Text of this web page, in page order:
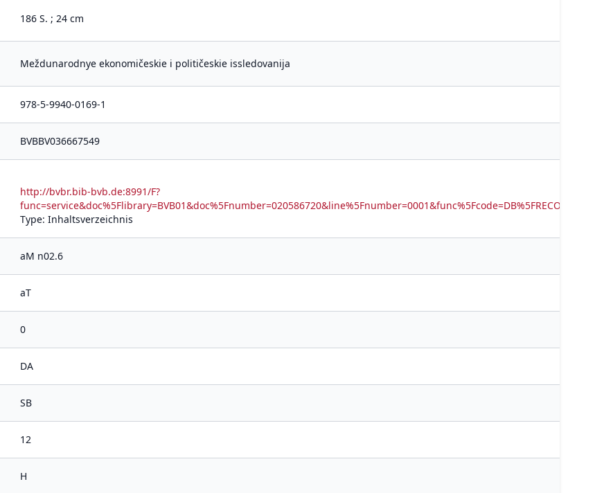
186 S. ; 24 cm
Meždunarodnye ekonomičeskie i političeskie issledovanija
978-5-9940-0169-1
BVBBV036667549
http://bvbr.bib-bvb.de:8991/F?
Type: Inhaltsverzeichnis
aM n02.6
aT
0
DA
SB
12
H